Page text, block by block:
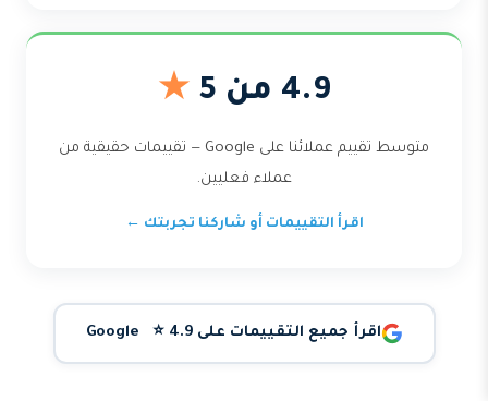
4.9 من 5 ★
متوسط تقييم عملائنا على Google — تقييمات حقيقية من
عملاء فعليين.
اقرأ التقييمات أو شاركنا تجربتك ←
اقرأ جميع التقييمات على Google ⭐ 4.9